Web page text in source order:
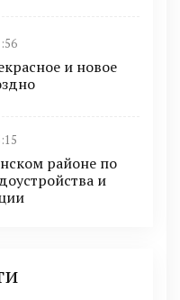
и новое
районе по
и